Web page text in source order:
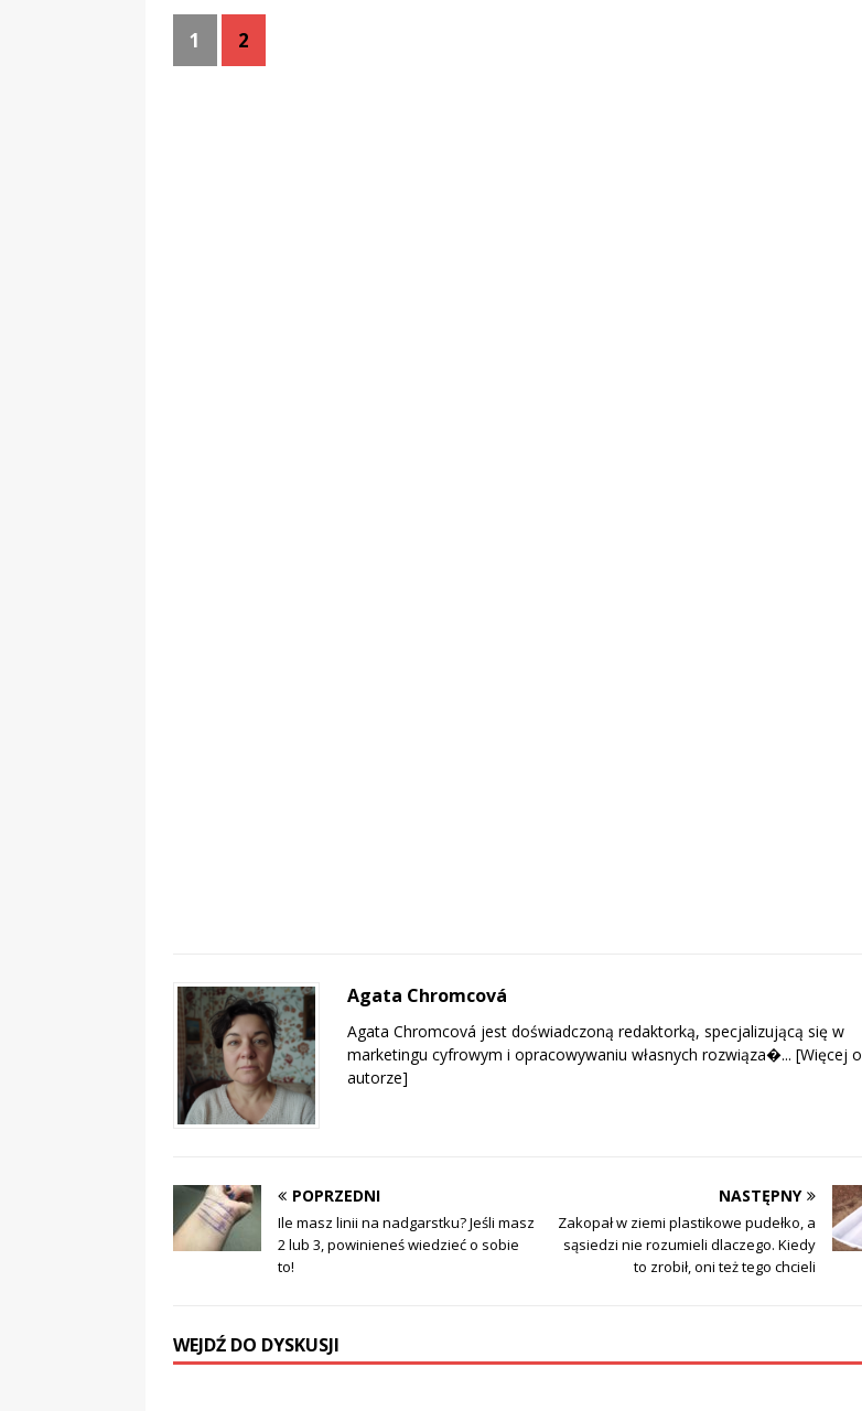
1 2
Agata Chromcová
Agata Chromcová jest doświadczoną redaktorką, specjalizującą się w
marketingu cyfrowym i opracowywaniu własnych rozwiąza�... [Więcej o
autorze]
POPRZEDNI
Ile masz linii na nadgarstku? Jeśli masz
2 lub 3, powinieneś wiedzieć o sobie
to!
NASTĘPNY
Zakopał w ziemi plastikowe pudełko, a
sąsiedzi nie rozumieli dlaczego. Kiedy
to zrobił, oni też tego chcieli
WEJDŹ DO DYSKUSJI